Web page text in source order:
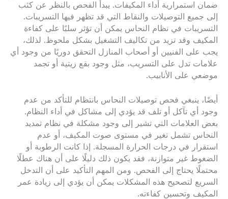
ضمان استمرارية أداء المكيفات. يبدأ الفحص بالنظر عن كثب
إلى جميع التوصيلات والنقاط التي قد تظهر فيها التسريبات.
التسريبات في نظام النحاس يمكن أن تؤثر سلبًا على كفاءة
المكيف وقد تزيد من تكاليف التشغيل بشكل ملحوظ. لذلك،
يجب على الفنيين أو أصحاب المنازل التحقق دوريًا من وجود أي
علامات تدل على التسريب، مثل وجود بقع زيتية أو تجمد
موضعي على الأنابيب.
أيضًا، ينبغي فحص توصيلات النحاس بانتظام للتأكد من عدم
وجود أي تآكل أو تلف قد يؤدي إلى مشاكل في أداء النظام.
بعض العلامات التي تشير إلى وجود مشكلة في نظام تمديد
النحاس تشمل تغير في مستوى صوت المكيف، أو عدم
استقرار في درجات الحرارة المسجلة. إذا كانت الرطوبة أو
الضغوط غير متوازنة، فقد يكون ذلك دليلًا على أن هناك عطلًا
محتملًا يحتاج إلى الفحص. ومن المهم التأكيد على أن التدخل
السريع لتصحيح هذه المشكلات يمكن أن يؤدي إلى زيادة عمر
المكيف وتحسين كفاءته.